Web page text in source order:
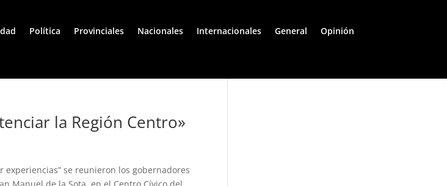
Política Provinciales Nacionales Internacionales General Opinión
la Región Centro»
experiencias” se reunieron los gobernadores